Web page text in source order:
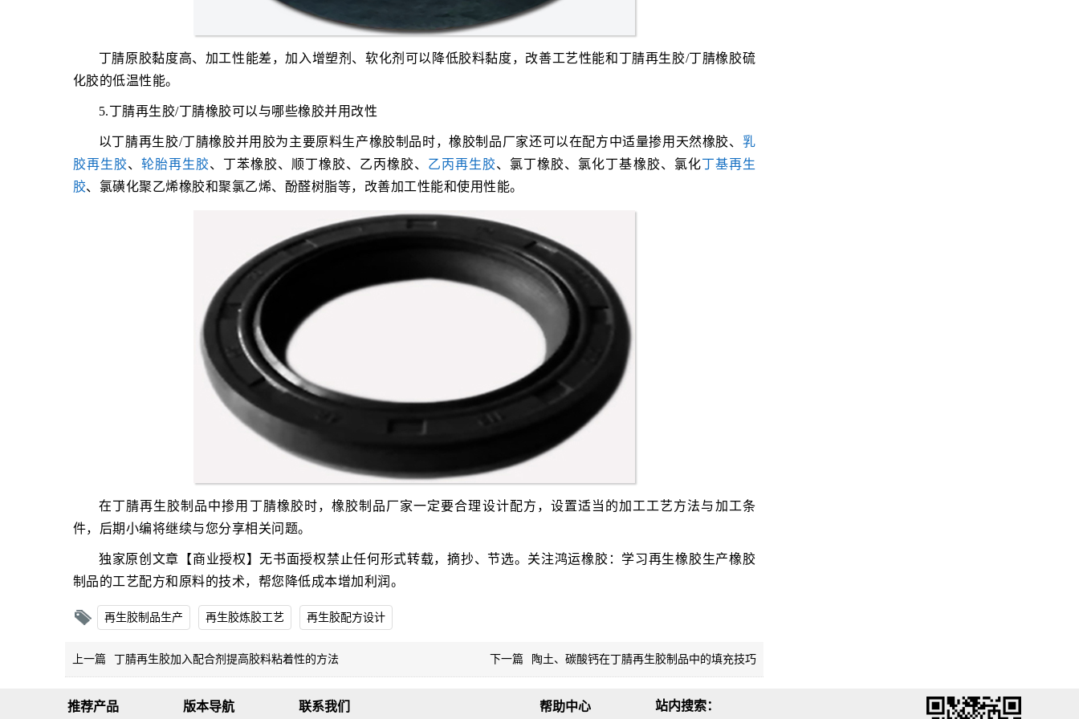
丁腈原胶黏度高、加工性能差，加入增塑剂、软化剂可以降低胶料黏度，改善工艺性能和丁腈再生胶/丁腈橡胶硫
化胶的低温性能。
5.丁腈再生胶/丁腈橡胶可以与哪些橡胶并用改性
以丁腈再生胶/丁腈橡胶并用胶为主要原料生产橡胶制品时，橡胶制品厂家还可以在配方中适量掺用天然橡胶、 乳
胶再生胶、 轮胎再生胶、丁苯橡胶、顺丁橡胶、乙丙橡胶、 乙丙再生胶、氯丁橡胶、氯化丁基橡胶、氯化丁基再生
胶、氯磺化聚乙烯橡胶和聚氯乙烯、酚醛树脂等，改善加工性能和使用性能。
在丁腈再生胶制品中掺用丁腈橡胶时，橡胶制品厂家一定要合理设计配方，设置适当的加工工艺方法与加工条
件，后期小编将继续与您分享相关问题。
独家原创文章【商业授权】无书面授权禁止任何形式转载，摘抄、节选。关注鸿运橡胶：学习再生橡胶生产橡胶
制品的工艺配方和原料的技术，帮您降低成本增加利润。
再生胶制品生产 再生胶炼胶工艺 再生胶配方设计
上一篇 丁腈再生胶加入配合剂提高胶料粘着性的方法 下一篇 陶土、碳酸钙在丁腈再生胶制品中的填充技巧
推荐产品 版本导航 联系我们 帮助中心 站内搜索：